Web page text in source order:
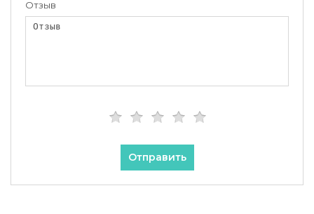
Отзыв
Отправить